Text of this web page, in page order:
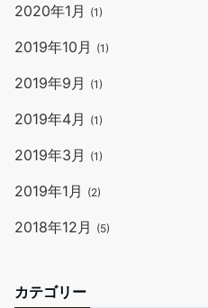
2020年1月 (1)
2019年10月 (1)
2019年9月 (1)
2019年4月 (1)
2019年3月 (1)
2019年1月 (2)
2018年12月 (5)
カテゴリー